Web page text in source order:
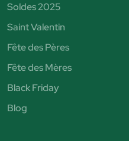
Soldes 2025
Saint Valentin
Fête des Pères
Fête des Mères
Black Friday
Blog